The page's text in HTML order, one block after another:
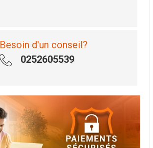
Besoin d'un conseil?
0252605539